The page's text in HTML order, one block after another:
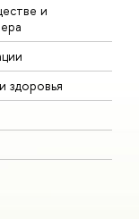
и
здоровья